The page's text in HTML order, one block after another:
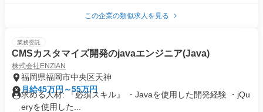
この企業の類似求人を見る
業務委託
CMSカスタマイズ開発のjavaエンジニア(Java)
株式会社ENZIAN
福岡県福岡市中央区天神
月給45万円～55万円
求める人材: 『必須スキル』 ・Javaを使用した開発経験 ・jQu
eryを使用した...